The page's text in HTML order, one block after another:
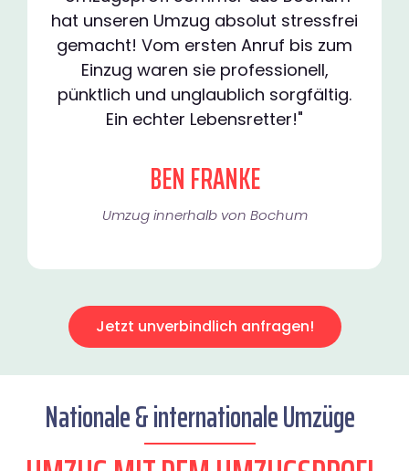
hat unseren Umzug absolut stressfrei
gemacht! Vom ersten Anruf bis zum
Einzug waren sie professionell,
pünktlich und unglaublich sorgfältig.
Ein echter Lebensretter!"
BEN FRANKE
Umzug innerhalb von Bochum​
Jetzt unverbindlich anfragen!
Nationale & internationale Umzüge